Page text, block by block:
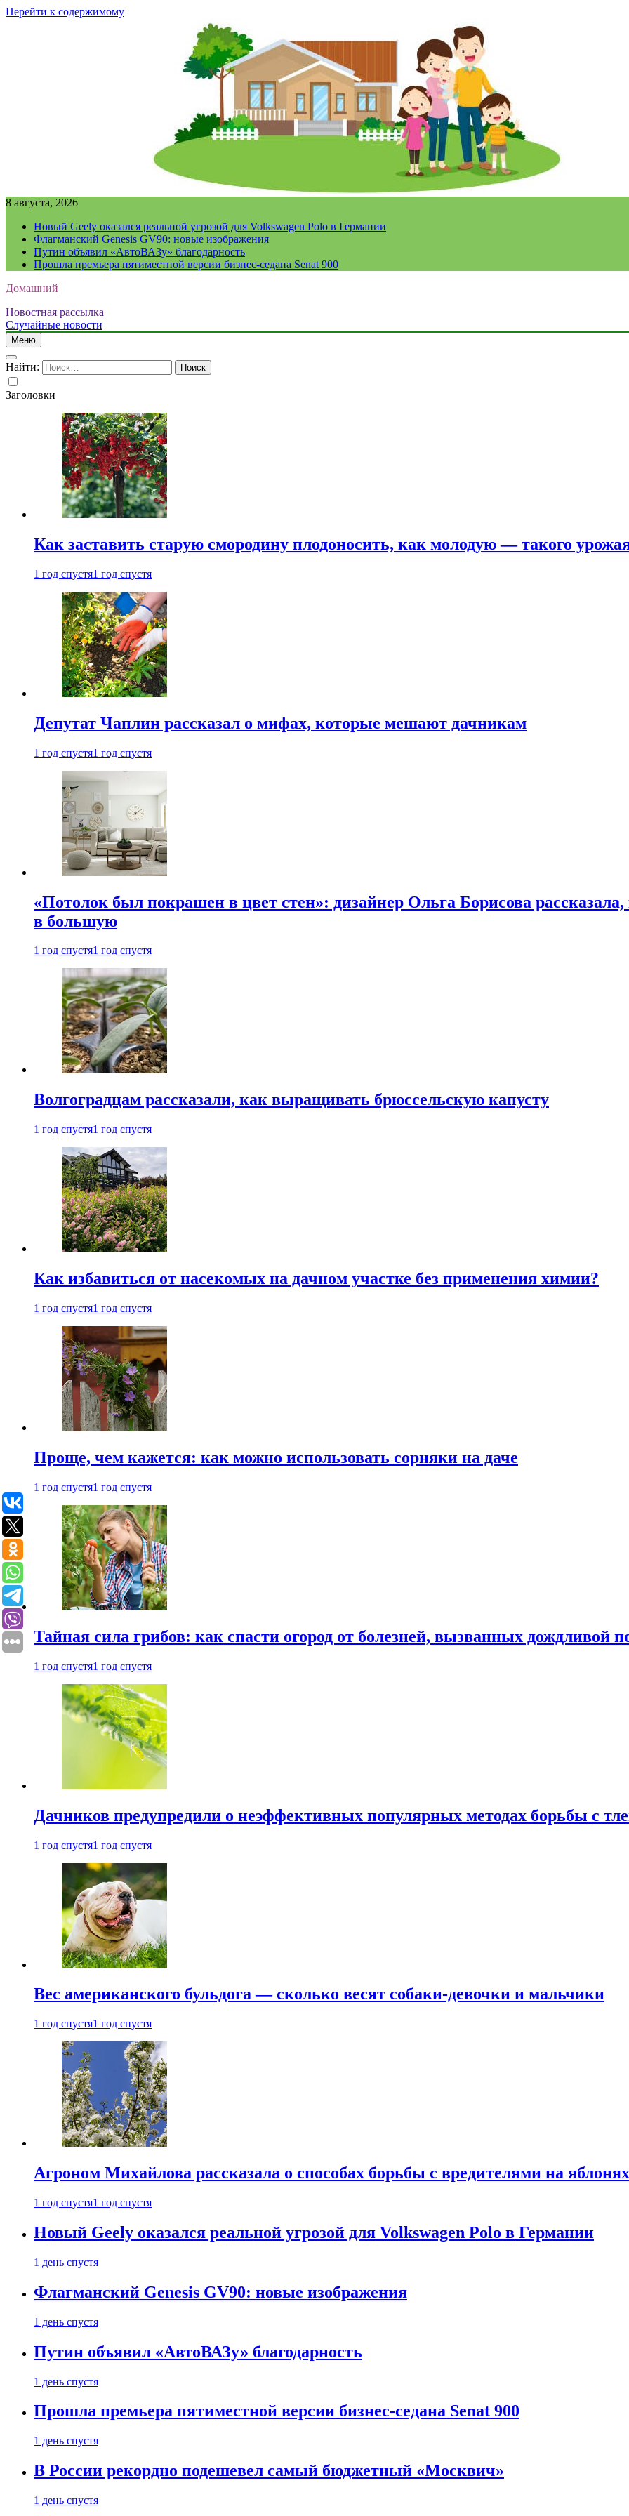
Перейти к содержимому
8 августа, 2026
Новый Geely оказался реальной угрозой для Volkswagen Polo в Германии
Флагманский Genesis GV90: новые изображения
Путин объявил «АвтоВАЗу» благодарность
Прошла премьера пятиместной версии бизнес-седана Senat 900
Домашний
Новостная рассылка
Случайные новости
Меню
Найти:
Заголовки
Как заставить старую смородину плодоносить, как молодую — такого
1 год спустя1 год спустя
Депутат Чаплин рассказал о мифах, которые мешают дачникам
1 год спустя1 год спустя
«Потолок был покрашен в цвет стен»: дизайнер Ольга Борисова
в большую
1 год спустя1 год спустя
Волгоградцам рассказали, как выращивать брюссельскую капусту
1 год спустя1 год спустя
Как избавиться от насекомых на дачном участке без применения химии?
1 год спустя1 год спустя
Проще, чем кажется: как можно использовать сорняки на даче
1 год спустя1 год спустя
Тайная сила грибов: как спасти огород от болезней, вызванных дождливой
1 год спустя1 год спустя
Дачников предупредили о неэффективных популярных методах борьбы с
1 год спустя1 год спустя
Вес американского бульдога — сколько весят собаки-девочки и мальчики
1 год спустя1 год спустя
Агроном Михайлова рассказала о способах борьбы с вредителями на яблонях
1 год спустя1 год спустя
Новый Geely оказался реальной угрозой для Volkswagen Polo в Германии
1 день спустя
Флагманский Genesis GV90: новые изображения
1 день спустя
Путин объявил «АвтоВАЗу» благодарность
1 день спустя
Прошла премьера пятиместной версии бизнес-седана Senat 900
1 день спустя
В России рекордно подешевел самый бюджетный «Москвич»
1 день спустя